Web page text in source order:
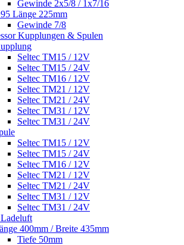
Gewinde 2x5/8 / 1x7/16
Länge 225mm
Gewinde 7/8
Kupplungen & Spulen
Seltec TM15 / 12V
Seltec TM15 / 24V
Seltec TM16 / 12V
Seltec TM21 / 12V
Seltec TM21 / 24V
Seltec TM31 / 12V
Seltec TM31 / 24V
Seltec TM15 / 12V
Seltec TM15 / 24V
Seltec TM16 / 12V
Seltec TM21 / 12V
Seltec TM21 / 24V
Seltec TM31 / 12V
Seltec TM31 / 24V
400mm / Breite 435mm
Tiefe 50mm